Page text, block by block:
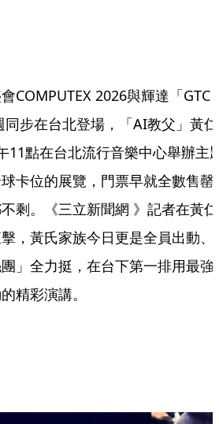
COMPUTEX 2026與輝達「GTC
步在台北登場，「AI教父」黃仁
11點在台北流行音樂中心舉辦主
卡位的展覽，門票早就全數售罄
剩。《三立新聞網 》記者在黃仁
，黃氏家族今日更是全員出動、
」全力挺，在台下第一排用最強
精彩演講。